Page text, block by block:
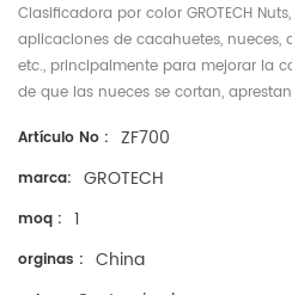
Clasificadora por color GROTECH
aplicaciones de cacahuetes, nueces,
etc., principalmente para mejorar la
de que las nueces se cortan,
Artículo No : ZF700
marca: GROTECH
moq : 1
orginas : China